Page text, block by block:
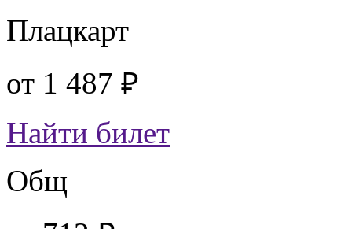
Плацкарт
от 1 487 ₽
Найти билет
Общ